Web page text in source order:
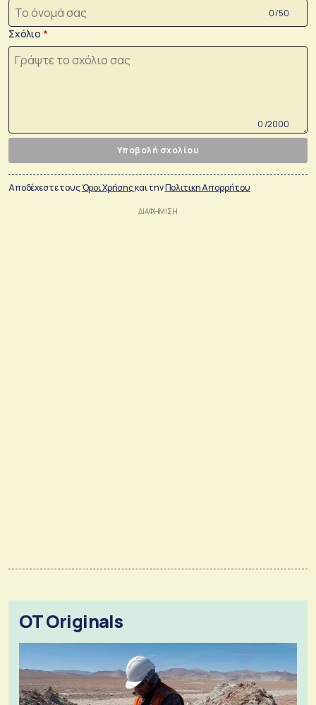
0 /50
Σχόλιο
0 /2000
Υποβολή σχολίου
Αποδέχεστε τουςΌροι Χρήσηςκαι τηνΠολιτικη Απορρήτου
OT Originals